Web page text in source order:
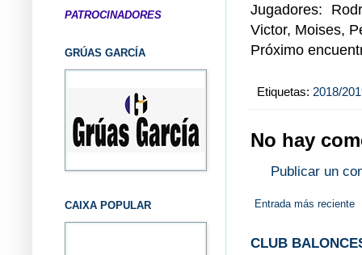
Jugadores:
Victor, Moises,
Próximo
Etiquetas: 2018/
No hay
Publicar un
Entrada más reciente
CLUB
PATROCINADORES
GRÚAS GARCÍA
CAIXA POPULAR